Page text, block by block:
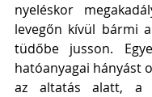
nyeléskor
levegőn kívül bármi
tüdőbe jusson.
hatóanyagai hányást
az altatás alatt, a